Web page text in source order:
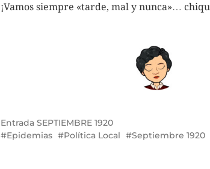
¡Vamos siempre «tarde, mal y nunca»…
Entrada SEPTIEMBRE 1920
Epidemias
Política Local Septiembre 1920